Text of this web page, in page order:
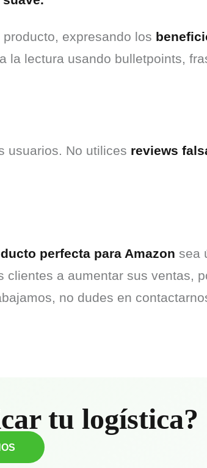
expresando los
la lectura usando bulletpoints,
usuarios. No utilices reviews
perfecta para Amazon sea
a aumentar sus ventas,
no dudes en
tu logística?